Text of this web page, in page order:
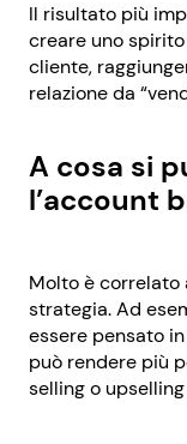
Il risultato più
creare uno
cliente,
relazione da
A cosa si
l’account
Molto è
strategia. Ad
essere pensato
può rendere più
selling o